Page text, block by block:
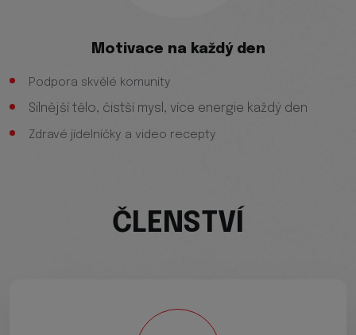
Motivace na každý den
Podpora skvělé komunity
Silnější tělo, čistší mysl, více energie každý den
Zdravé jídelníčky a video recepty
ČLENSTVÍ